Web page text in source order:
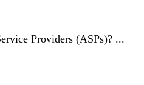
Providers (ASPs)? ...